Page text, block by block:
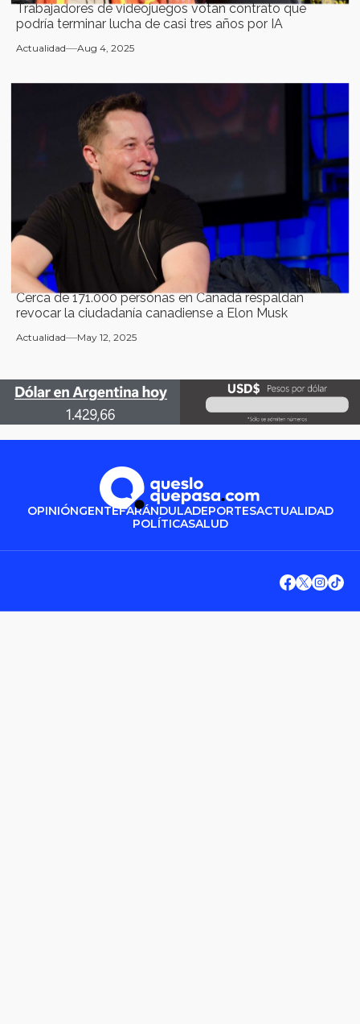
Trabajadores de videojuegos votan contrato que
podría terminar lucha de casi tres años por IA
Actualidad Aug 4, 2025
Cerca de 171.000 personas en Canadá respaldan
revocar la ciudadanía canadiense a Elon Musk
Actualidad May 12, 2025
OPINIÓNGENTEFARÁNDULADEPORTESACTUALIDAD
POLÍTICASALUD